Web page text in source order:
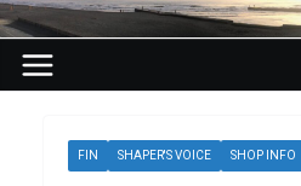
プ
FIN SHAPER'S VOICE SHOP INFO